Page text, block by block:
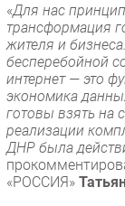
«Для нас
трансформация
жителя и
бесперебойной
интернет — это
экономика
готовы взять на
реализации
ДНР была
«РОССИЯ»